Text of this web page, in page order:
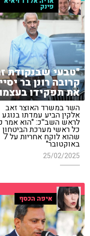
פינק
"טבעי שבנקודת
קרובה רונן בר
את תפקידו
השר במשרד האוצר זאב
אלקין הביע עמדתו בנוגע
לראש השב''כ: "הוא אמר
כל ראשי מערכת הביטחון
שהוא לוקח אחריות על 7
באוקטובר"
25/02/2025
איפה הכסף